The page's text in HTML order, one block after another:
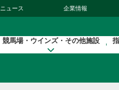
ニュース 企業情報
競馬場・ウインズ・その他施設